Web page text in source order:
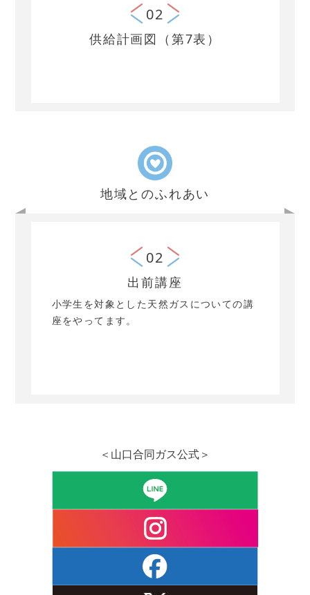
02
供給計画図（第7表）
地域とのふれあい
02
出前講座
小学生を対象とした天然ガスについての講
座をやってます。
＜山口合同ガス公式＞